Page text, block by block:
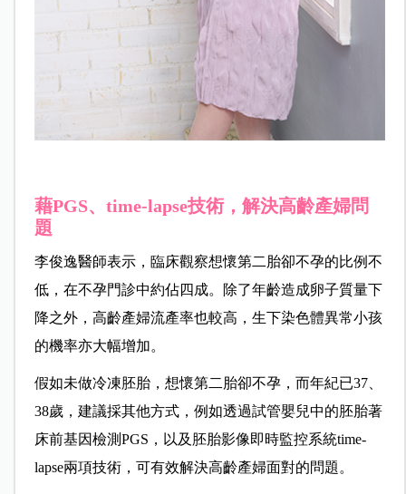
藉PGS、time-lapse技術，解決高齡產婦問
題
李俊逸醫師表示，臨床觀察想懷第二胎卻不孕的比例不
低，在不孕門診中約佔四成。除了年齡造成卵子質量下
降之外，高齡產婦流產率也較高，生下染色體異常小孩
的機率亦大幅增加。
假如未做冷凍胚胎，想懷第二胎卻不孕，而年紀已37、
38歲，建議採其他方式，例如透過試管嬰兒中的胚胎著
床前基因檢測PGS，以及胚胎影像即時監控系統time-
lapse兩項技術，可有效解決高齡產婦面對的問題。